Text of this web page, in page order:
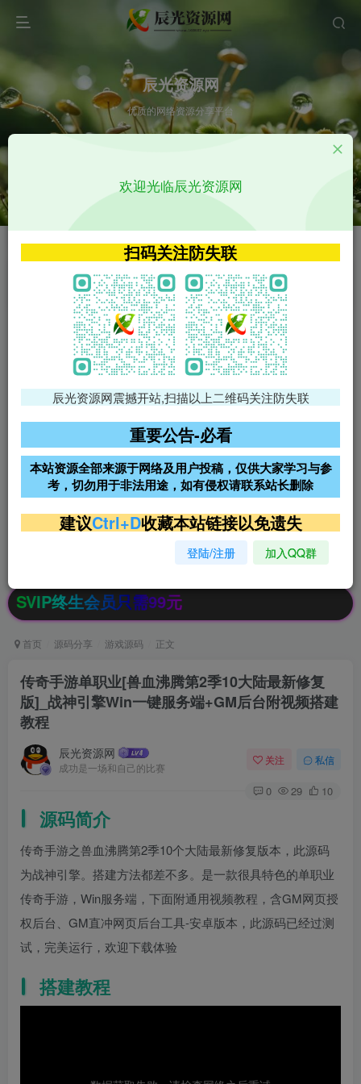
辰光资源网
优质的网络资源分享平台
VIP特权介绍 APP源码
VIP特权介绍
火
VIP特权介绍
影视源码
影视源码
免费领支付宝红包
腾讯轻量4核4G3M服务器38元/
阿里云2核2G200M服务器68元/
年
雨云高防免备案服务器
超低价文字广告位招租 超低价文字广告位招租
超低价文字广告位招租
生会员只需99元
首页 源码分享 游戏源码 正文
传奇手游单职业[兽血沸腾第2季10大陆最新修复
版]_战神引擎Win一键服务端+GM后台附视频搭建
教程
辰光资源网
成功是一场和自己的比赛
关注 私信
0 29 10
源码简介
传奇手游之兽血沸腾第2季10个大陆最新修复版本，此源码
为战神引擎。搭建方法都差不多。是一款很具特色的单职业
传奇手游，Win服务端，下面附通用视频教程，含GM网页授
权后台、GM直冲网页后台工具-安卓版本，此源码已经过测
试，完美运行，欢迎下载体验
搭建教程
欢迎光临辰光资源网
扫码关注防失联
辰光资源网震撼开站,扫描以上二维码关注防失联
重要公告-必看
本站资源全部来源于网络及用户投稿，仅供大家学习与参
考，切勿用于非法用途，如有侵权请联系站长删除
建议Ctrl+D收藏本站链接以免遗失
登陆/注册 加入QQ群